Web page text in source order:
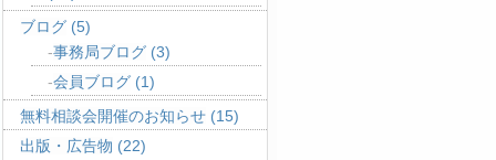
ブログ (5)
事務局ブログ (3)
会員ブログ (1)
無料相談会開催のお知らせ (15)
出版・広告物 (22)